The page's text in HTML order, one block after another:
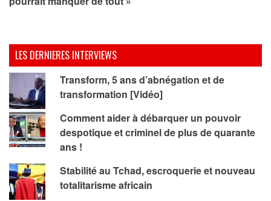
LES DERNIERES INTERVIEWS
Transform, 5 ans d’abnégation et de
transformation [Vidéo]
Comment aider à débarquer un pouvoir
despotique et criminel de plus de quarante
ans !
Stabilité au Tchad, escroquerie et nouveau
totalitarisme africain